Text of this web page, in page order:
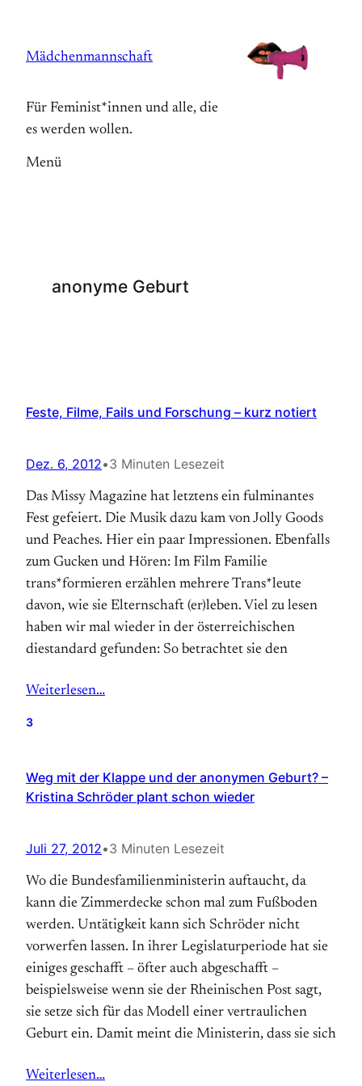
springen
Mädchenmannschaft
Für Feminist*innen und alle, die
es werden wollen.
Menü
anonyme Geburt
Feste, Filme, Fails und Forschung – kurz notiert
Dez. 6, 2012•3 Minuten Lesezeit
Das Missy Magazine hat letztens ein fulminantes
Fest gefeiert. Die Musik dazu kam von Jolly Goods
und Peaches. Hier ein paar Impressionen. Ebenfalls
zum Gucken und Hören: Im Film Familie
trans*formieren erzählen mehrere Trans*leute
davon, wie sie Elternschaft (er)leben. Viel zu lesen
haben wir mal wieder in der österreichischen
diestandard gefunden: So betrachtet sie den
Weiterlesen…
3
Weg mit der Klappe und der anonymen Geburt? –
Kristina Schröder plant schon wieder
Juli 27, 2012•3 Minuten Lesezeit
Wo die Bundesfamilienministerin auftaucht, da
kann die Zimmerdecke schon mal zum Fußboden
werden. Untätigkeit kann sich Schröder nicht
vorwerfen lassen. In ihrer Legislaturperiode hat sie
einiges geschafft – öfter auch abgeschafft –
beispielsweise wenn sie der Rheinischen Post sagt,
sie setze sich für das Modell einer vertraulichen
Geburt ein. Damit meint die Ministerin, dass sie sich
Weiterlesen…